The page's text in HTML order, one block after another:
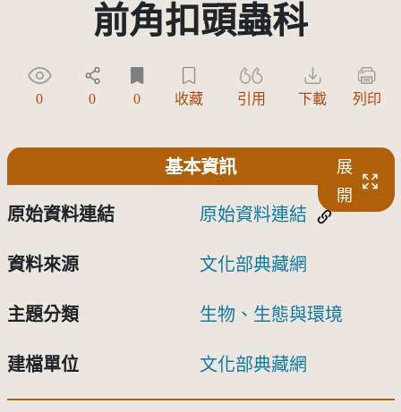
前角扣頭蟲科
0 0 0 收藏 引用 下載 列印
基本資訊
展
開
原始資料連結 原始資料連結
資料來源 文化部典藏網
主題分類 生物、生態與環境
建檔單位 文化部典藏網